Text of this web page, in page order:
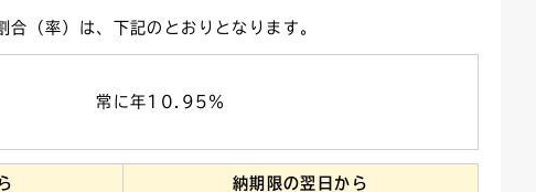
ごみカレンダー
広報はままつ
（率）は、下記のとおりとなります。
常に年10.95％
納期限の翌日から